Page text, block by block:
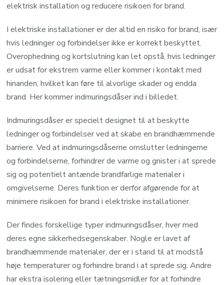
elektrisk installation og reducere risikoen for brand.
I elektriske installationer er der altid en risiko for brand, især
hvis ledninger og forbindelser ikke er korrekt beskyttet.
Overophedning og kortslutning kan let opstå, hvis ledninger
er udsat for ekstrem varme eller kommer i kontakt med
hinanden, hvilket kan føre til alvorlige skader og endda
brand. Her kommer indmuringsdåser ind i billedet.
Indmuringsdåser er specielt designet til at beskytte
ledninger og forbindelser ved at skabe en brandhæmmende
barriere. Ved at indmuringsdåserne omslutter ledningerne
og forbindelserne, forhindrer de varme og gnister i at sprede
sig og potentielt antænde brandfarlige materialer i
omgivelserne. Deres funktion er derfor afgørende for at
minimere risikoen for brand i elektriske installationer.
Der findes forskellige typer indmuringsdåser, hver med
deres egne sikkerhedsegenskaber. Nogle er lavet af
brandhæmmende materialer, der er i stand til at modstå
høje temperaturer og forhindre brand i at sprede sig. Andre
har ekstra isolering eller tætningsmidler for at forhindre